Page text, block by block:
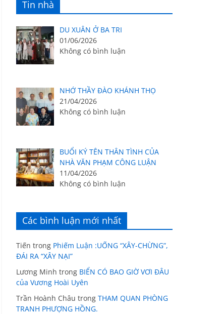
Tin nhà
DU XUÂN Ở BA TRI
01/06/2026
Không có bình luận
NHỚ THẦY ĐÀO KHÁNH THỌ
21/04/2026
Không có bình luận
BUỔI KÝ TÊN THÂN TÌNH CỦA
NHÀ VĂN PHẠM CÔNG LUẬN
11/04/2026
Không có bình luận
Các bình luận mới nhất
Tiến trong Phiếm Luận :UỐNG “XÂY-CHỪNG”,
ĐÁI RA “XÂY NẠI”
Lương Minh trong BIỂN CÓ BAO GIỜ VƠI ĐÂU
của Vương Hoài Uyên
Trần Hoành Châu trong THAM QUAN PHÒNG
TRANH PHƯỢNG HỒNG.